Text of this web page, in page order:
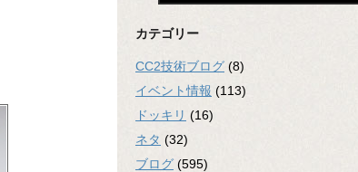
カテゴリー
CC2技術ブログ (8)
イベント情報 (113)
ドッキリ (16)
ネタ (32)
ブログ (595)